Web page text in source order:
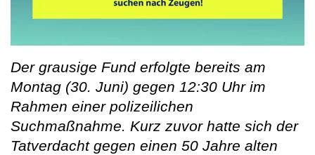
Der grausige Fund erfolgte bereits am
Montag (30. Juni) gegen 12:30 Uhr im
Rahmen einer polizeilichen
Suchmaßnahme. Kurz zuvor hatte sich der
Tatverdacht gegen einen 50 Jahre alten